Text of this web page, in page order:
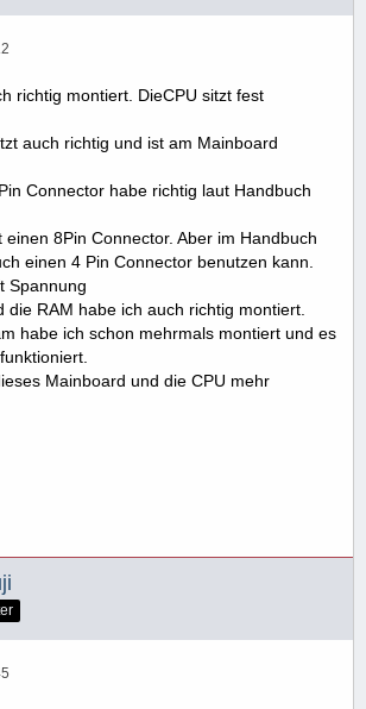
richtig montiert. DieCPU sitzt fest
auch richtig und ist am Mainboard
Connector habe richtig laut Handbuch
einen 8Pin Connector. Aber im Handbuch
einen 4 Pin Connector benutzen kann.
Spannung
die RAM habe ich auch richtig montiert.
habe ich schon mehrmals montiert und es
Mainboard und die CPU mehr